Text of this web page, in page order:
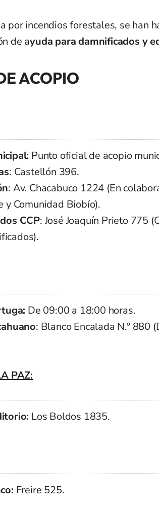
por incendios forestales, se han
de ayuda para damnificados y
ACOPIO
Punto oficial de acopio
: Castellón 396.
: Av. Chacabuco 1224 (En
y Comunidad Biobío).
CCP: José Joaquín Prieto 775
De 09:00 a 18:00 horas.
: Blanco Encalada N.º 880
PAZ:
Los Boldos 1835.
Freire 525.